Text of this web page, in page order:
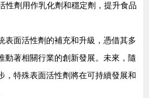
性劑用作乳化劑和穩定劑，提升食品
表面活性劑的補充和升級，憑借其多
動著相關行業的創新發展。未來，隨
，特殊表面活性劑將在可持續發展和